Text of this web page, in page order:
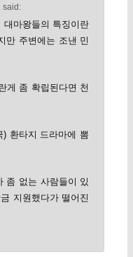
said:
마왕들의 특징이란
만 주변에는 조낸 민
게 좀 확립된다면 천
환타지 드라마에 뽐
좀 없는 사람들이 있
지원했다가 떨어진